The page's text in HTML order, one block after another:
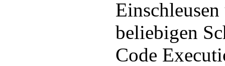
beliebigen
Code